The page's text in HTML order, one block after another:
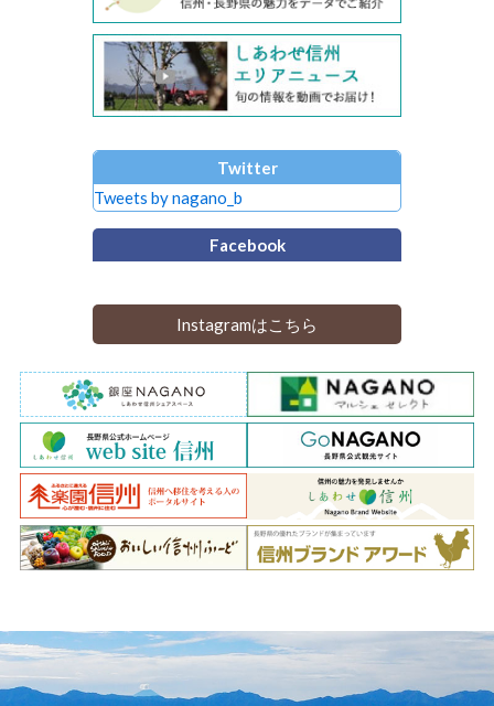
Twitter
Tweets by nagano_b
Facebook
Instagramはこちら